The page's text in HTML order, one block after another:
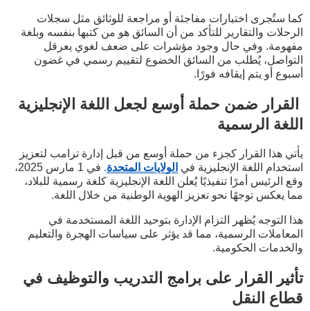
كما ستُجرى اختبارات مفاجئة أو مراجعة للوثائق مثل سجلات
الرحلات والتقارير للتأكد من أن السائق هو من كتبها بنفسه وبلغة
مفهومة. وفي حال وجود مؤشرات على ضعف لغوي يعرقل
التواصل، يُطلب من السائق الخضوع لتقييم رسمي في غضون
أسبوع أو يتم إيقافه فورًا.
القرار ضمن حملة أوسع لجعل اللغة الإنجليزية
اللغة الرسمية
يأتي هذا القرار كجزء من حملة أوسع من قبل إدارة ترامب لتعزيز
استخدام اللغة الإنجليزية في الولايات المتحدة
. في 1 مارس 2025،
وقع الرئيس أمرًا تنفيذيًا يُعلن اللغة الإنجليزية كلغة رسمية للبلاد،
مما يعكس توجهًا نحو تعزيز الهوية الوطنية من خلال اللغة.
هذا التوجه يُظهر التزام الإدارة بتوحيد اللغة المستخدمة في
المعاملات الرسمية، مما قد يؤثر على سياسات الهجرة والتعليم
والخدمات الحكومية.
تأثير القرار على برامج التدريب والتوظيف في
قطاع النقل